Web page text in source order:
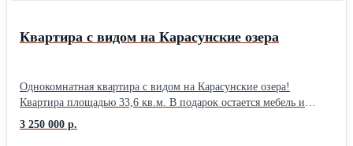
Квартира с видом на Карасунские озера
Однокомнатная квартира с видом на Карасунские озера!
Квартира площадью 33,6 кв.м. В подарок остается мебель и
техника (включая телевизор, сплит-систему, холодильник). Дом
малоэтажный, тихое место, где вы сможете наслаждаться
3 250 000 р.